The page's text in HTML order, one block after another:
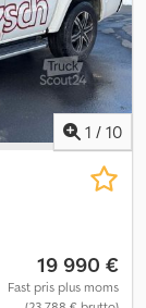
BOBCAT
höjd: ca.
lagstadgad
BILLIGT
(!) 1 / 10
19 990 €
Fast pris plus moms